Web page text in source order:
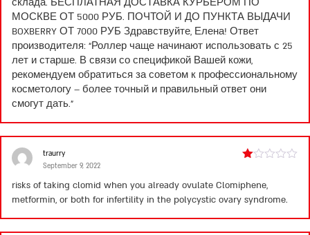
склада. БЕСПЛАТНАЯ ДОСТАВКА КУРЬЕРОМ ПО
МОСКВЕ ОТ 5000 РУБ. ПОЧТОЙ И ДО ПУНКТА ВЫДАЧИ
BOXBERRY ОТ 7000 РУБ Здравствуйте, Елена! Ответ
производителя: “Роллер чаще начинают использовать с 25
лет и старше. В связи со спецификой Вашей кожи,
рекомендуем обратиться за советом к профессиональному
косметологу – более точный и правильный ответ они
смогут дать.”
out
of
traurry
September 9, 2022
risks of taking clomid when you already ovulate Clomiphene,
metformin, or both for infertility in the polycystic ovary syndrome.